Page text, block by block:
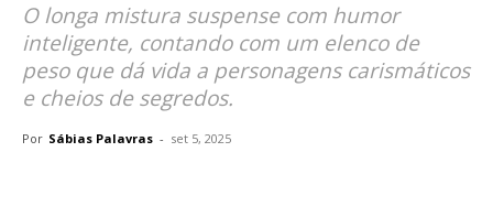
O longa mistura suspense com humor
inteligente, contando com um elenco de
peso que dá vida a personagens carismáticos
e cheios de segredos.
Por Sábias Palavras - set 5, 2025